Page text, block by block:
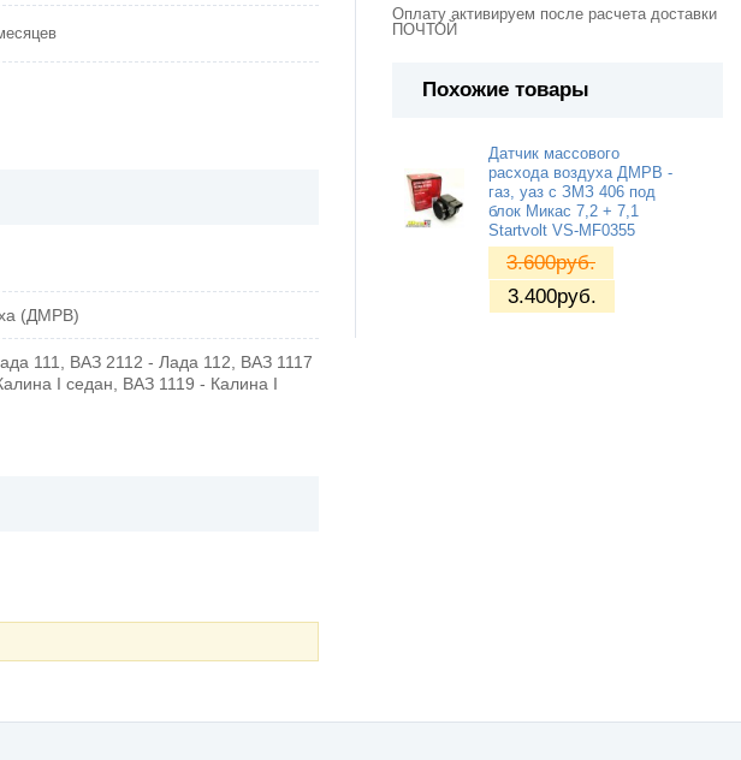
(ДМРВ)
111, ВАЗ 2112 - Лада 112, ВАЗ 1117
I седан, ВАЗ 1119 - Калина I
Оплату активируем после расчета доставки
ПОЧТОЙ
Похожие товары
Датчик массового
расхода воздуха ДМРВ -
газ, уаз с ЗМЗ 406 под
блок Микас 7,2 + 7,1
Startvolt VS-MF0355
3.600руб.
3.400руб.